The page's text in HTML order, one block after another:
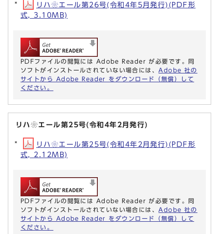
リハ❀エール第26号(令和4年5月発行)(PDF形
式, 3.10MB)
PDFファイルの閲覧には Adobe Reader が必要です。同
ソフトがインストールされていない場合には、 Adobe 社の
サイトから Adobe Reader をダウンロード（無償）して
ください。
リハ❀エール第25号(令和4年2月発行)
リハ❀エール第25号(令和4年2月発行)(PDF形
式, 2.12MB)
PDFファイルの閲覧には Adobe Reader が必要です。同
ソフトがインストールされていない場合には、 Adobe 社の
サイトから Adobe Reader をダウンロード（無償）して
ください。